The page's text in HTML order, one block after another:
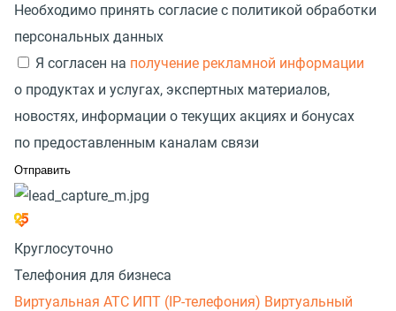
Необходимо принять согласие с политикой обработки
персональных данных
Я согласен на получение рекламной информации
о продуктах и услугах, экспертных материалов,
новостях, информации о текущих акциях и бонусах
по предоставленным каналам связи
Круглосуточно
Телефония для бизнеса
Виртуальная АТС ИПТ (IP-телефония) Виртуальный